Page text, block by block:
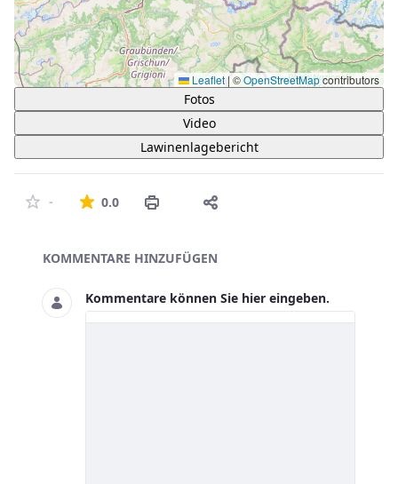
Leaflet | ©OpenStreetMapcontributors
Fotos
Video
Lawinenlagebericht
- 0.0Die durchschnittliche Bewertung ist 0 von 5
Asset-Herausgeber
KOMMENTARE HINZUFÜGEN
Kommentare können Sie hier eingeben.